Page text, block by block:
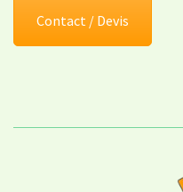
Contact / Devis